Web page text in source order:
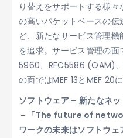
り替えをサポートする様
の高いパケットベースの伝
ど、新たなサービス管理
を追求。サービス管理の
5960、RFC5586 (OAM)
の面ではMEF 13とMEF 20に
ソフトウェア – 新たなネ
－「The future of
ワークの未来はソフトウェ